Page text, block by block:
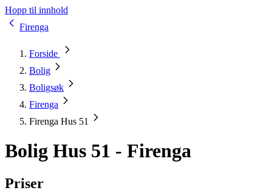
Hopp til innhold
Firenga
Forside
Bolig
Boligsøk
Firenga
Firenga Hus 51
Bolig Hus 51 - Firenga
Priser